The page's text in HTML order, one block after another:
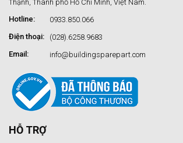
Thạnh, Thành phố Hồ Chí Minh, Việt Nam.
Hotline:
0933.850.066
Điện thoại:
(028).6258.9683
Email:
info@buildingsparepart.com
HỖ TRỢ